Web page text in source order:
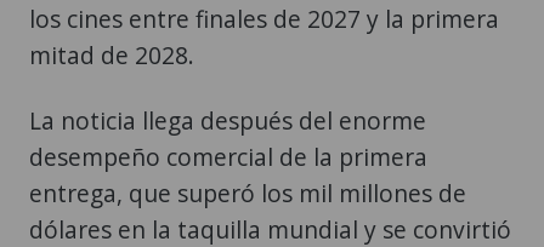
los cines entre finales de 2027 y la primera
mitad de 2028.
La noticia llega después del enorme
desempeño comercial de la primera
entrega, que superó los mil millones de
dólares en la taquilla mundial y se convirtió